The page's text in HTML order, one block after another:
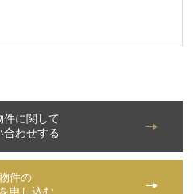
件に関して
合わせする
件の